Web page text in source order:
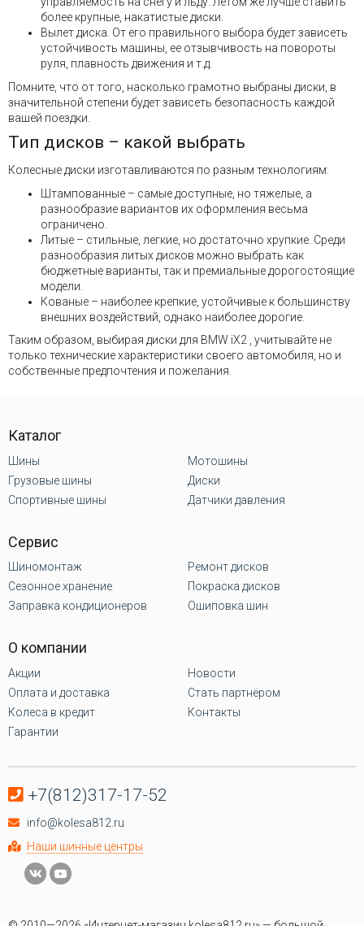
более крупные, накатистые диски.
Вылет диска. От его правильного выбора будет зависеть
устойчивость машины, ее отзывчивость на повороты
руля, плавность движения и т.д.
Помните, что от того, насколько грамотно выбраны диски, в
значительной степени будет зависеть безопасность каждой
вашей поездки.
Тип дисков – какой выбрать
Колесные диски изготавливаются по разным технологиям:
Штампованные – самые доступные, но тяжелые, а
разнообразие вариантов их оформления весьма
ограничено.
Литые – стильные, легкие, но достаточно хрупкие. Среди
разнообразия литых дисков можно выбрать как
бюджетные варианты, так и премиальные дорогостоящие
модели.
Кованые – наиболее крепкие, устойчивые к большинству
внешних воздействий, однако наиболее дорогие.
Таким образом, выбирая диски для BMW iX2 , учитывайте не
только технические характеристики своего автомобиля, но и
собственные предпочтения и пожелания.
Каталог
Шины
Грузовые шины
Спортивные шины
Мотошины
Диски
Датчики давления
Сервис
Шиномонтаж
Сезонное хранение
Заправка кондиционеров
Ремонт дисков
Покраска дисков
Ошиповка шин
О компании
Акции
Оплата и доставка
Колеса в кредит
Гарантии
Новости
Стать партнёром
Контакты
+7(812)317-17-52
info@kolesa812.ru
Наши шинные центры